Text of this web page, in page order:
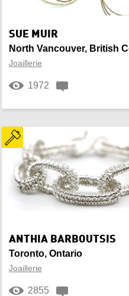
Chaise
Collier
Cuisine
Décoration intérieure
Fer forgé
Gravure
Œuvre architecturale
Papiers
SUE MUIR
North Vancouver, British
Joaillerie
1972
ANTHIA BARBOUTSIS
Toronto, Ontario
Joaillerie
2855